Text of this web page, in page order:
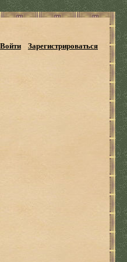
Войти Зарегистрироваться